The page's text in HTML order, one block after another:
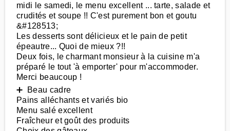
midi le samedi, le menu excellent ... tarte, salade et
crudités et soupe !! C'est purement bon et goutu
&#128513;
Les desserts sont délicieux et le pain de petit
épeautre... Quoi de mieux ?!!
Deux fois, le charmant monsieur à la cuisine m'a
préparé le tout 'à emporter' pour m'accommoder.
Merci beaucoup !
➕ Beau cadre
Pains alléchants et variés bio
Menu salé excellent
Fraîcheur et goût des produits